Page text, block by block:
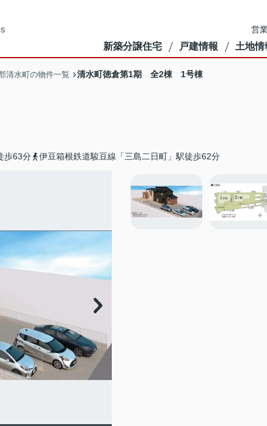
営
新築分譲住宅 戸建情報 土地情
清水町の物件一覧 清水町徳倉第1期 全2棟 1号棟
歩63分 伊豆箱根鉄道駿豆線「三島二日町」駅徒歩62分